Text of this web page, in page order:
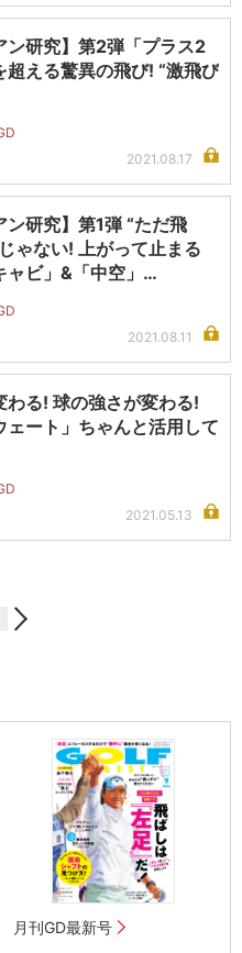
ン研究】第2弾「プラス2
超える驚異の飛び! “激飛び
2021.08.17
ン研究】第1弾 “ただ飛
ゃない! 上がって止まる
ャビ」&「中空」…
2021.08.11
わる! 球の強さが変わる!
ェート」ちゃんと活用して
2021.05.13
月刊GD最新号